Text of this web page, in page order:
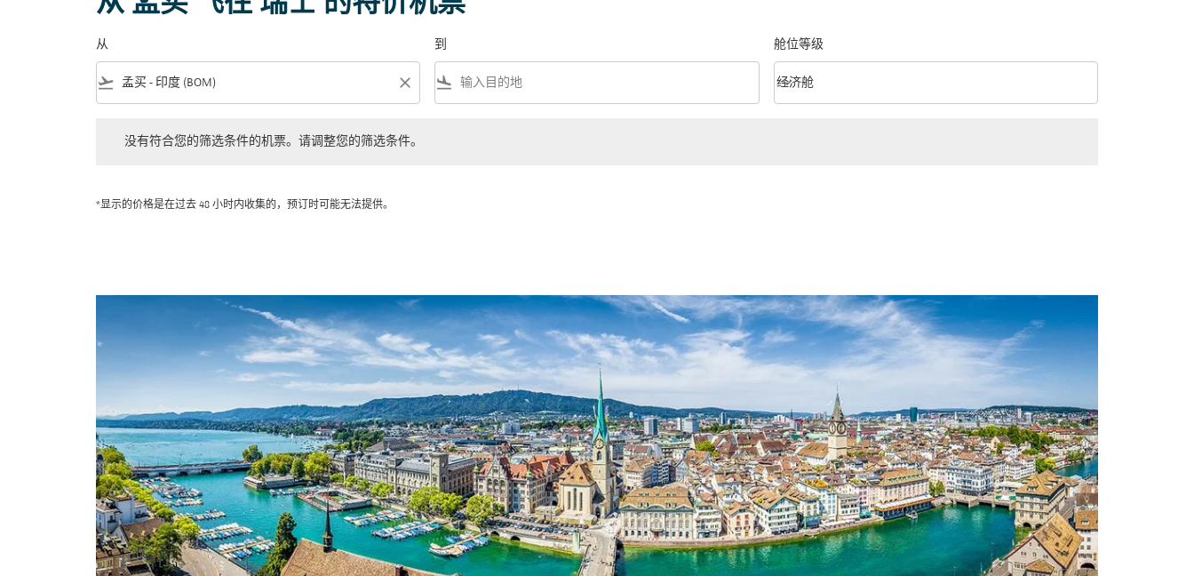
从
flight_takeoff close
到
flight_land
舱位等级
舱位等级 option 经济舱 Selected
经济舱
keyboard_arrow_down
没有符合您的筛选条件的机票。请调整您的筛选条件。
*显示的价格是在过去 48 小时内收集的，预订时可能无法提供。